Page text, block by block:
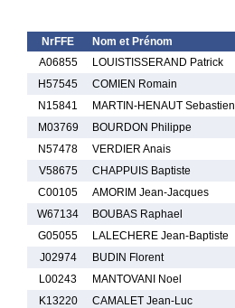
NrFFE Nom et Prénom
A06855
LOUISTISSERAND Patrick
H57545
COMIEN Romain
N15841
MARTIN-HENAUT Sebastien
M03769
BOURDON Philippe
N57478
VERDIER Anais
V58675
CHAPPUIS Baptiste
C00105
AMORIM Jean-Jacques
W67134
BOUBAS Raphael
G05055
LALECHERE Jean-Baptiste
J02974
BUDIN Florent
L00243
MANTOVANI Noel
K13220
CAMALET Jean-Luc